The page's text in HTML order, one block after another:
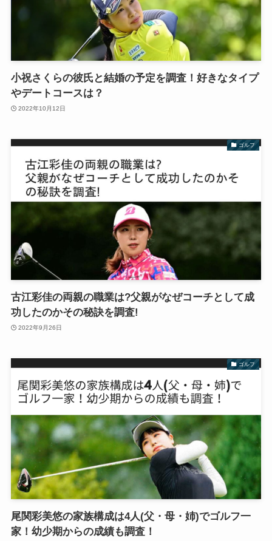
小祝さくらの彼氏と結婚の予定を調査！好きなタイプ
やデートコースは？
2022年10月12日
ゴルフ
古江彩佳の両親の職業は?父親がなぜコーチとして成
功したのかその秘訣を調査!
2022年9月26日
ゴルフ
尾関彩美悠の家族構成は4人(父・母・姉)でゴルフ一
家！幼少期からの成績も調査！